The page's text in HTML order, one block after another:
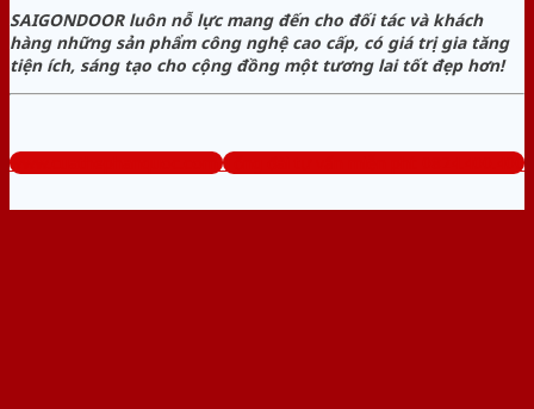
SAIGONDOOR luôn nỗ lực mang đến cho đối tác và khách
hàng những sản phẩm công nghệ cao cấp, có giá trị gia tăng
tiện ích, sáng tạo cho cộng đồng một tương lai tốt đẹp hơn!
www.cuathephanquoc.com Tổng đài tư vấn miễn phí: 0824.400.400